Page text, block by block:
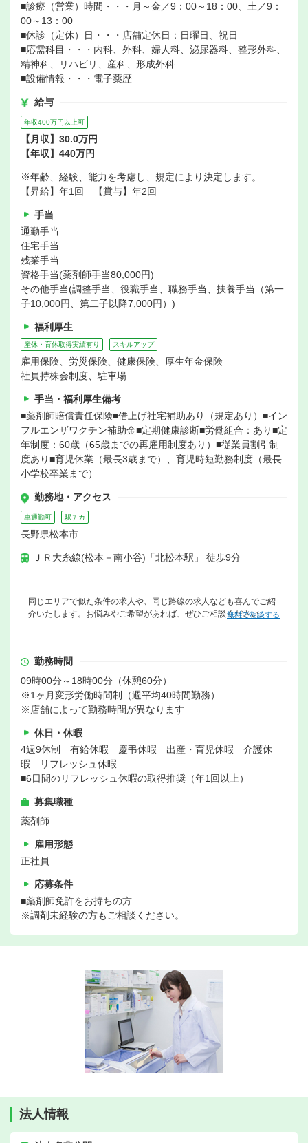
■診療（営業）時間・・・月～金／9：00～18：00、土／9：
00～13：00
■休診（定休）日・・・店舗定休日：日曜日、祝日
■応需科目・・・内科、外科、婦人科、泌尿器科、整形外科、
精神科、リハビリ、産科、形成外科
■設備情報・・・電子薬歴
給与
年収400万円以上可
【月収】30.0万円
【年収】440万円
※年齢、経験、能力を考慮し、規定により決定します。
【昇給】年1回 【賞与】年2回
手当
通勤手当
住宅手当
残業手当
資格手当(薬剤師手当80,000円)
その他手当(調整手当、役職手当、職務手当、扶養手当（第一
子10,000円、第二子以降7,000円）)
福利厚生
産休・育休取得実績有り スキルアップ
雇用保険、労災保険、健康保険、厚生年金保険
社員持株会制度、駐車場
手当・福利厚生備考
■薬剤師賠償責任保険■借上げ社宅補助あり（規定あり）■イン
フルエンザワクチン補助金■定期健康診断■労働組合：あり■定
年制度：60歳（65歳までの再雇用制度あり）■従業員割引制
度あり■育児休業（最長3歳まで）、育児時短勤務制度（最長
小学校卒業まで）
勤務地・アクセス
車通勤可 駅チカ
長野県松本市
ＪＲ大糸線(松本－南小谷)「北松本駅」 徒歩9分
同じエリアで似た条件の求人や、同じ路線の求人なども喜んでご紹
介いたします。お悩みやご希望があれば、ぜひご相談ください。
無料で相談する
勤務時間
09時00分～18時00分（休憩60分）
※1ヶ月変形労働時間制（週平均40時間勤務）
※店舗によって勤務時間が異なります
休日・休暇
4週9休制 有給休暇 慶弔休暇 出産・育児休暇 介護休
暇 リフレッシュ休暇
■6日間のリフレッシュ休暇の取得推奨（年1回以上）
募集職種
薬剤師
雇用形態
正社員
応募条件
■薬剤師免許をお持ちの方
※調剤未経験の方もご相談ください。
法人情報